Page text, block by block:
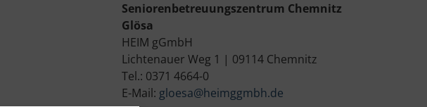
Seniorenbetreuungszentrum Chemnitz
Glösa
HEIM gGmbH
Lichtenauer Weg 1 | 09114 Chemnitz
Tel.: 0371 4664-0
E-Mail: gloesa@heimggmbh.de